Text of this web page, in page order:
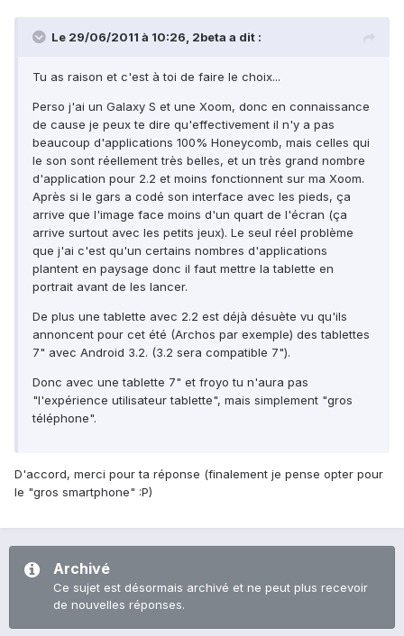
Le 29/06/2011 à 10:26, 2beta a dit :
Tu as raison et c'est à toi de faire le choix...
Perso j'ai un Galaxy S et une Xoom, donc en connaissance
de cause je peux te dire qu'effectivement il n'y a pas
beaucoup d'applications 100% Honeycomb, mais celles qui
le son sont réellement très belles, et un très grand nombre
d'application pour 2.2 et moins fonctionnent sur ma Xoom.
Après si le gars a codé son interface avec les pieds, ça
arrive que l'image face moins d'un quart de l'écran (ça
arrive surtout avec les petits jeux). Le seul réel problème
que j'ai c'est qu'un certains nombres d'applications
plantent en paysage donc il faut mettre la tablette en
portrait avant de les lancer.
De plus une tablette avec 2.2 est déjà désuète vu qu'ils
annoncent pour cet été (Archos par exemple) des tablettes
7" avec Android 3.2. (3.2 sera compatible 7").
Donc avec une tablette 7" et froyo tu n'aura pas
"l'expérience utilisateur tablette", mais simplement "gros
téléphone".
D'accord, merci pour ta réponse (finalement je pense opter pour
le "gros smartphone" :P)
Archivé
Ce sujet est désormais archivé et ne peut plus recevoir
de nouvelles réponses.